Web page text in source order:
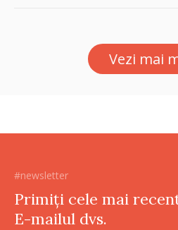
Vezi mai
#newsletter
Primiți cele mai
E-mailul dvs.